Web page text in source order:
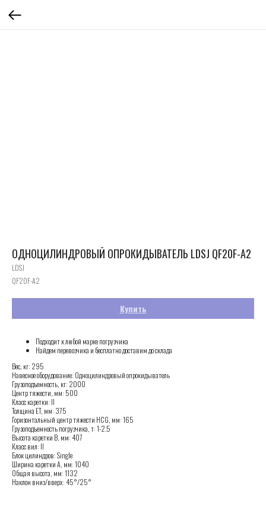
ОДНОЦИЛИНДРОВЫЙ ОПРОКИДЫВАТЕЛЬ LDSJ QF20F-A2
LDSJ
QF20F-A2
Купить
Подходит к любой марке погрузчика
Найдем перевозчика и бесплатно доставим до склада
Вес, кг: 295
Навесное оборудование: Одноцилиндровый опрокидыватель
Грузоподъемность, кг: 2000
Центр тяжести, мм: 500
Класс каретки: II
Толщина ET, мм: 375
Горизонтальный центр тяжести HCG, мм: 165
Грузоподъемность погрузчика, т: 1-2.5
Высота каретки B, мм: 407
Класс вил: II
Блок цилиндров: Single
Ширина каретки A, мм: 1040
Общая высота, мм: 1132
Наклон вниз/вверх: 45°/25°